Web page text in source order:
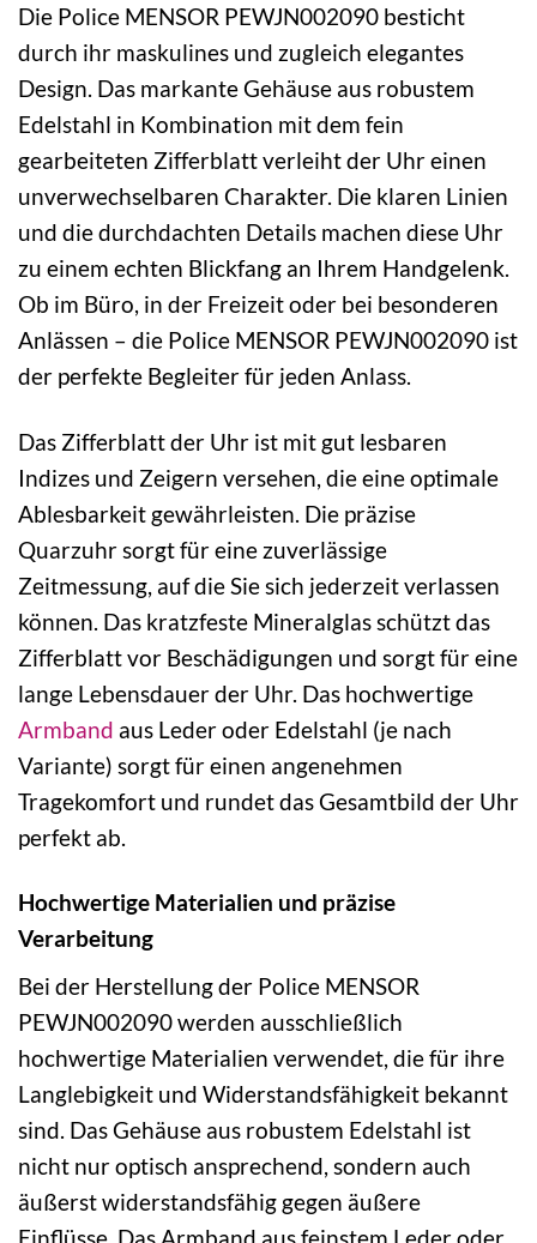
Die Police MENSOR PEWJN002090 besticht
durch ihr maskulines und zugleich elegantes
Design. Das markante Gehäuse aus robustem
Edelstahl in Kombination mit dem fein
gearbeiteten Zifferblatt verleiht der Uhr einen
unverwechselbaren Charakter. Die klaren Linien
und die durchdachten Details machen diese Uhr
zu einem echten Blickfang an Ihrem Handgelenk.
Ob im Büro, in der Freizeit oder bei besonderen
Anlässen – die Police MENSOR PEWJN002090 ist
der perfekte Begleiter für jeden Anlass.
Das Zifferblatt der Uhr ist mit gut lesbaren
Indizes und Zeigern versehen, die eine optimale
Ablesbarkeit gewährleisten. Die präzise
Quarzuhr sorgt für eine zuverlässige
Zeitmessung, auf die Sie sich jederzeit verlassen
können. Das kratzfeste Mineralglas schützt das
Zifferblatt vor Beschädigungen und sorgt für eine
lange Lebensdauer der Uhr. Das hochwertige
Armband aus Leder oder Edelstahl (je nach
Variante) sorgt für einen angenehmen
Tragekomfort und rundet das Gesamtbild der Uhr
perfekt ab.
Hochwertige Materialien und präzise
Verarbeitung
Bei der Herstellung der Police MENSOR
PEWJN002090 werden ausschließlich
hochwertige Materialien verwendet, die für ihre
Langlebigkeit und Widerstandsfähigkeit bekannt
sind. Das Gehäuse aus robustem Edelstahl ist
nicht nur optisch ansprechend, sondern auch
äußerst widerstandsfähig gegen äußere